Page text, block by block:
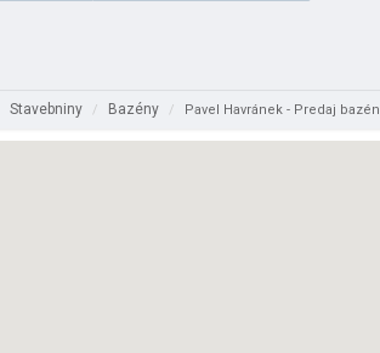
Stavebniny / Bazény / Pavel Havránek - Predaj